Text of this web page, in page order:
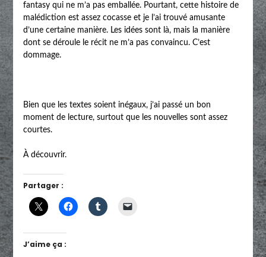
fantasy qui ne m’a pas emballée. Pourtant, cette histoire de
malédiction est assez cocasse et je l’ai trouvé amusante
d’une certaine manière. Les idées sont là, mais la manière
dont se déroule le récit ne m’a pas convaincu. C’est
dommage.
Bien que les textes soient inégaux, j’ai passé un bon
moment de lecture, surtout que les nouvelles sont assez
courtes.
À découvrir.
Partager :
J’aime ça :